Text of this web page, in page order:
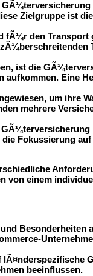
Zielgruppe ist
den
ist die
Eine
um ihre
mehrere
Fokussierung
von einem
Besonderheiten
beeinflussen.